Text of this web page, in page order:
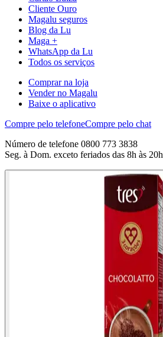
Cliente Ouro
Magalu seguros
Blog da Lu
Maga +
WhatsApp da Lu
Todos os serviços
Comprar na loja
Vender no Magalu
Baixe o aplicativo
Compre pelo telefoneCompre pelo chat
Número de telefone 0800 773 3838
Seg. à Dom. exceto feriados das 8h às 20h